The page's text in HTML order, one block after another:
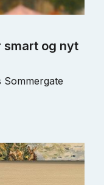
smart og nyt
Sommergate